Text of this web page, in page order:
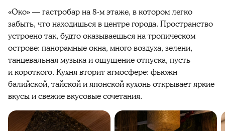
«Око» — гастробар на 8-м этаже, в котором легко
забыть, что находишься в центре города. Пространство
устроено так, будто оказываешься на тропическом
острове: панорамные окна, много воздуха, зелени,
танцевальная музыка и ощущение отпуска, пусть
и короткого. Кухня вторит атмосфере: фьюжн
балийской, тайской и японской кухонь открывает яркие
вкусы и свежие вкусовые сочетания.